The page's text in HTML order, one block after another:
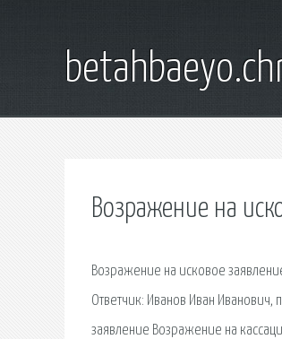
Возражение на
Возражение на исковое
Ответчик: Иванов Иван
заявление Возражение на